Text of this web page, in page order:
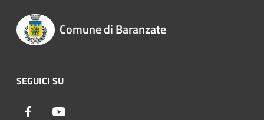
Comune di Baranzate
SEGUICI SU
Facebook